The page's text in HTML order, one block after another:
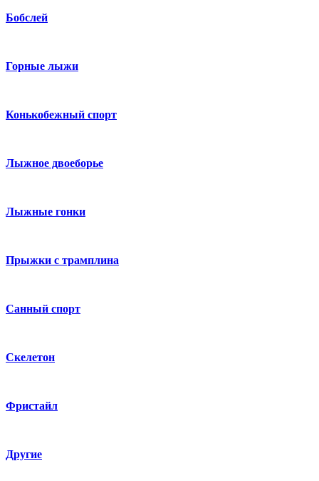
Бобслей
Горные лыжи
Конькобежный спорт
Лыжное двоеборье
Лыжные гонки
Прыжки с трамплина
Санный спорт
Скелетон
Фристайл
Другие